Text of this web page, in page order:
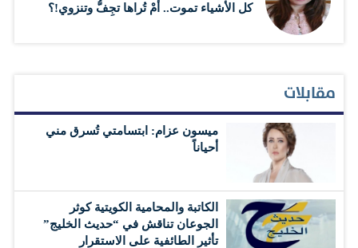
كل الأشياء تموت.. أَمْ تُراها تجِفُّ وتنزوي!؟
مقابلات
ميسون عزام: ابتسامتي تُسرق مني
أحياناً
الكاتبة والمحامية الكويتية كوثر
الجوعان تناقش في “حديث الخليج”
تأثير الطائفية على الاستقرار